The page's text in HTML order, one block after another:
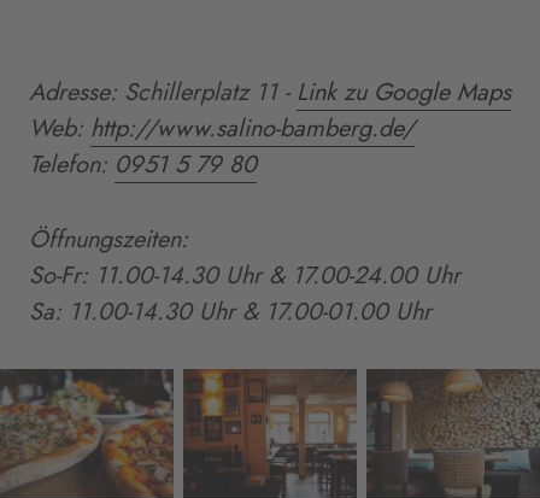
Adresse: Schillerplatz 11 - Link zu Google Maps
Web: http://www.salino-bamberg.de/
Telefon: 0951 5 79 80
Öffnungszeiten:
So-Fr: 11.00-14.30 Uhr & 17.00-24.00 Uhr
Sa: 11.00-14.30 Uhr & 17.00-01.00 Uhr